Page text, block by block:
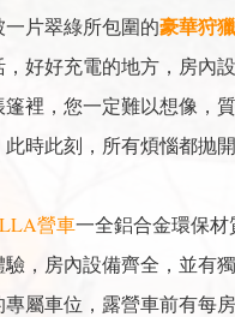
片翠綠所包圍的豪華狩
好好充電的地方，房內
裡，您一定難以想像，
時此刻，所有煩惱都抛
營車一全鋁合金環保
，房內設備齊全，並有
屬車位，露營車前有每